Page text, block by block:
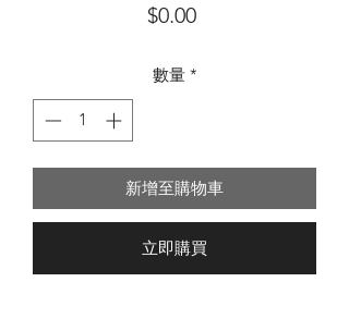
$0.00價
數量 *
新增至購物車
立即購買